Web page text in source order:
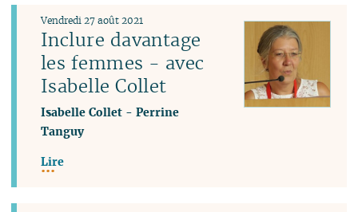
Inclure davantage
les femmes - avec
Isabelle Collet
Vendredi 27 août 2021
Isabelle Collet -Perrine
Tanguy
Lire